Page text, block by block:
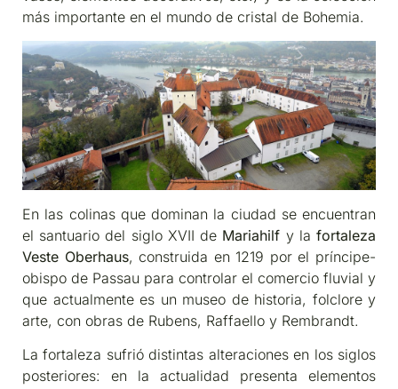
más importante en el mundo de cristal de Bohemia.
En las colinas que dominan la ciudad se encuentran
el santuario del siglo XVII de Mariahilf y lafortaleza
Veste Oberhaus, construida en 1219 por el príncipe-
obispo de Passau para controlar el comercio fluvial y
que actualmente es un museo de historia, folclore y
arte, con obras de Rubens, Raffaello y Rembrandt.
La fortaleza sufrió distintas alteraciones en los siglos
posteriores: en la actualidad presenta elementos